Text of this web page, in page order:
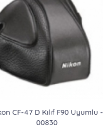
CF-47 D Kılıf F90 Uyumlu -
00830